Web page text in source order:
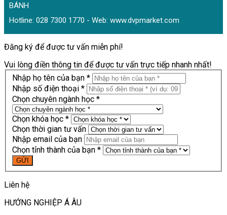
BÁNH
Hotline: 028 7300 1770 - Web: www.dvpmarket.com
Đăng ký để được tư vấn miễn phí!
Vui lòng điền thông tin để được tư vấn trực tiếp nhanh nhất!
Nhập họ tên của bạn *
Nhập số điện thoại *
Chọn chuyên ngành học *
Chọn khóa học *
Chọn thời gian tư vấn
Nhập email của bạn
Chọn tỉnh thành của bạn *
Liên hệ
HƯỚNG NGHIỆP Á ÂU